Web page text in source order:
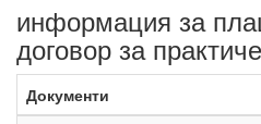
информация за
договор за
Документи